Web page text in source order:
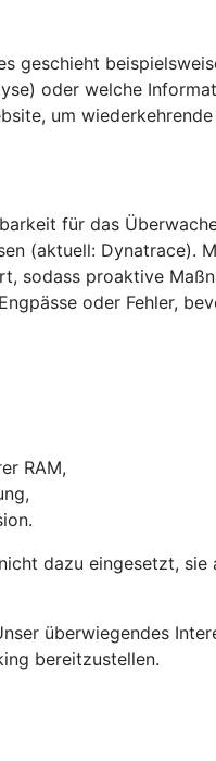
geschieht
oder welche
um
für das
(aktuell: Dynatrace).
proaktive
oder Fehler,
RAM,
dazu eingesetzt,
überwiegendes
bereitzustellen.